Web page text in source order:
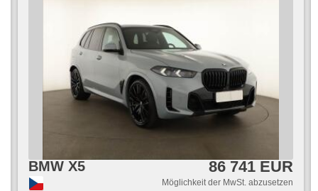
BMW X5 86 741 EUR
Möglichkeit der MwSt. abzusetzen